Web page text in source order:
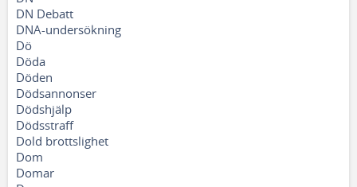
DN Debatt
DNA-undersökning
Dö
Döda
Döden
Dödsannonser
Dödshjälp
Dödsstraff
Dold brottslighet
Dom
Domar